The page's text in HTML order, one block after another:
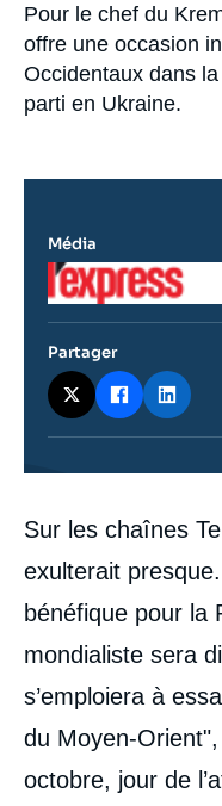
Accroche
Pour le chef du
offre une occasion
Occidentaux dans la
parti en Ukraine.
Contenu
intervention
médiatique
Sur les chaînes
exulterait
bénéfique pour la
mondialiste sera
s’emploiera à
du Moyen-
octobre, jour de
Média
Logo
Partager